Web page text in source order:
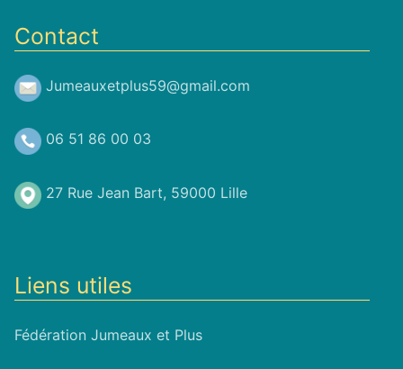
Contact
Jumeauxetplus59@gmail.com
06 51 86 00 03
27 Rue Jean Bart, 59000 Lille
Liens utiles
Fédération Jumeaux et Plus